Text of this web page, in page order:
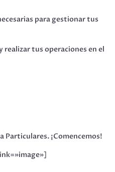
para gestionar tus
tus operaciones en el
¡Comencemos!